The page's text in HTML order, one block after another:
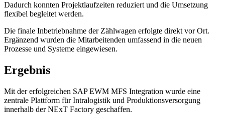
Dadurch konnten Projektlaufzeiten reduziert und die Umsetzung
flexibel begleitet werden.
Die finale Inbetriebnahme der Zählwagen erfolgte direkt vor Ort.
Ergänzend wurden die Mitarbeitenden umfassend in die neuen
Prozesse und Systeme eingewiesen.
Ergebnis
Mit der erfolgreichen SAP EWM MFS Integration wurde eine
zentrale Plattform für Intralogistik und Produktionsversorgung
innerhalb der NExT Factory geschaffen.